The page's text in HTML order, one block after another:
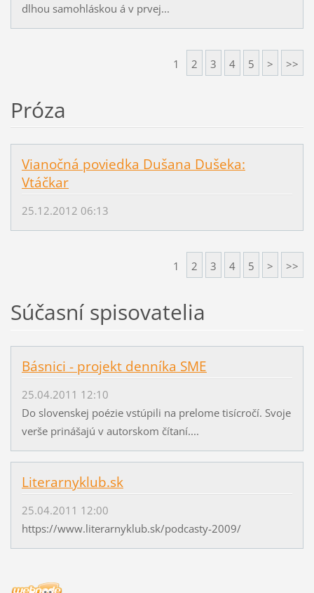
dlhou samohláskou á v prvej...
1 2 3 4 5 > >>
Próza
Vianočná poviedka Dušana Dušeka:
Vtáčkar
25.12.2012 06:13
1 2 3 4 5 > >>
Súčasní spisovatelia
Básnici - projekt denníka SME
25.04.2011 12:10
Do slovenskej poézie vstúpili na prelome tisícročí. Svoje
verše prinášajú v autorskom čítaní....
Literarnyklub.sk
25.04.2011 12:00
https://www.literarnyklub.sk/podcasty-2009/